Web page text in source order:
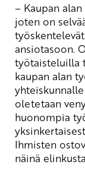
– Kaupan
joten on
ansiotasoon.
työtaisteluilla
kaupan alan
oletetaan
huonompia
Ihmisten
näinä